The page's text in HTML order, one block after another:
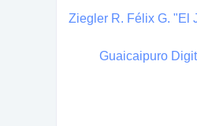
Ziegler R. Félix G. "El
Guaicaipuro